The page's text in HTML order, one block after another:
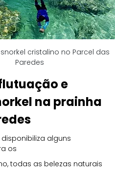
cristalino no Parcel das
Paredes
e
na prainha
alguns
os
todas as belezas naturais